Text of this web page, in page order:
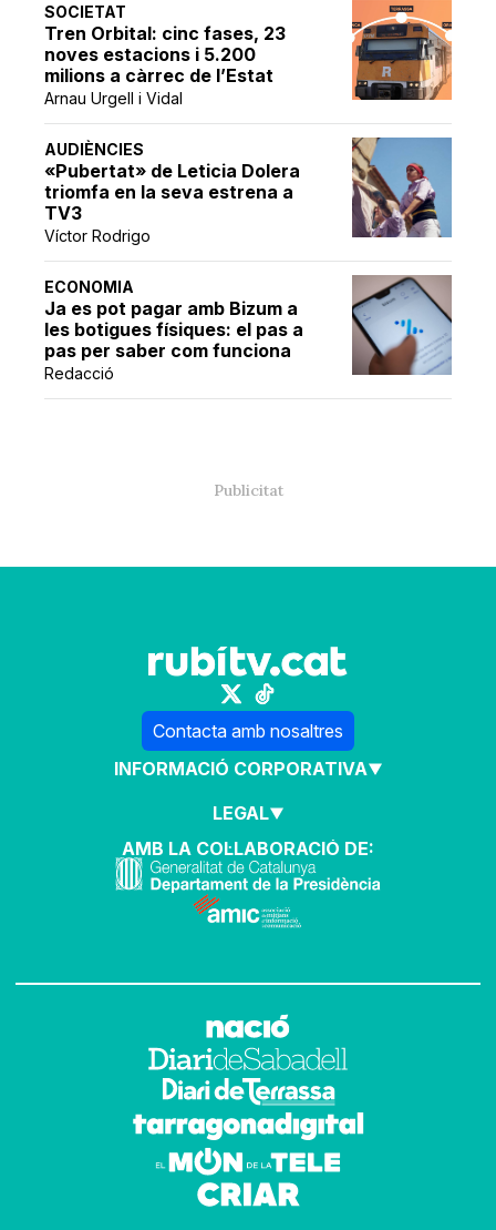
SOCIETAT
Tren Orbital: cinc fases, 23
noves estacions i 5.200
milions a càrrec de l’Estat
Arnau Urgell i Vidal
AUDIÈNCIES
«Pubertat» de Leticia Dolera
triomfa en la seva estrena a
TV3
Víctor Rodrigo
ECONOMIA
Ja es pot pagar amb Bizum a
les botigues físiques: el pas a
pas per saber com funciona
Redacció
Contacta amb nosaltres
INFORMACIÓ CORPORATIVA
LEGAL
AMB LA COL·LABORACIÓ DE: